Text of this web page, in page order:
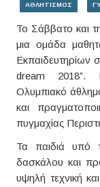
ΑΘΛΗΤΙΣΜΟΣ
To Σάββατο και
μια ομάδα
Εκπαιδευτηρίων
dream 2018”.
Ολυμπιακό
και
πυγμαχίας
Τα παιδιά υπό
δασκάλου και
υψηλή τεχνική